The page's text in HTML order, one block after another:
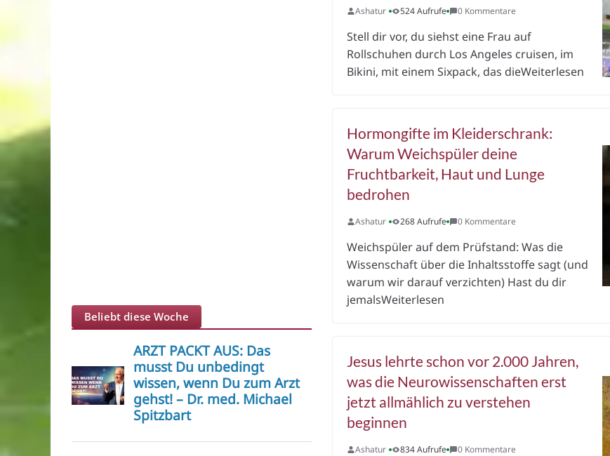
Ashatur 524 Aufrufe 0 Kommentare
Stell dir vor, du siehst eine Frau auf
Rollschuhen durch Los Angeles cruisen, im
Bikini, mit einem Sixpack, das dieWeiterlesen
Hormongifte im Kleiderschrank:
Warum Weichspüler deine
Fruchtbarkeit, Haut und Lunge
bedrohen
Ashatur 268 Aufrufe 0 Kommentare
Weichspüler auf dem Prüfstand: Was die
Wissenschaft über die Inhaltsstoffe sagt (und
warum wir darauf verzichten) Hast du dir
jemalsWeiterlesen
Jesus lehrte schon vor 2.000 Jahren,
was die Neurowissenschaften erst
jetzt allmählich zu verstehen
beginnen
Ashatur 834 Aufrufe 0 Kommentare
Beliebt diese Woche